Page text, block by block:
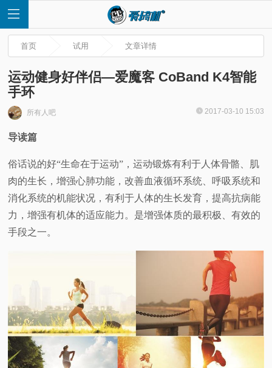
首
页
快
讯
评
频
科
首页 试用 文章详情
运动健身好伴侣—爱魔客 CoBand K4智能
手环
所有人吧 2017-03-10 15:03
导读篇
俗话说的好“生命在于运动”，运动锻炼有利于人体骨骼、肌
肉的生长，增强心肺功能，改善血液循环系统、呼吸系统和
消化系统的机能状况，有利于人体的生长发育，提高抗病能
力，增强有机体的适应能力。是增强体质的最积极、有效的
手段之一。